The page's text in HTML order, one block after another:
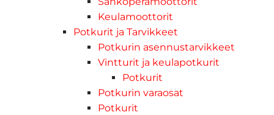
Keulamoottorit
Potkurit ja Tarvikkeet
Potkurin asennustarvikkeet
Vintturit ja keulapotkurit
Potkurit
Potkurin varaosat
Potkurit